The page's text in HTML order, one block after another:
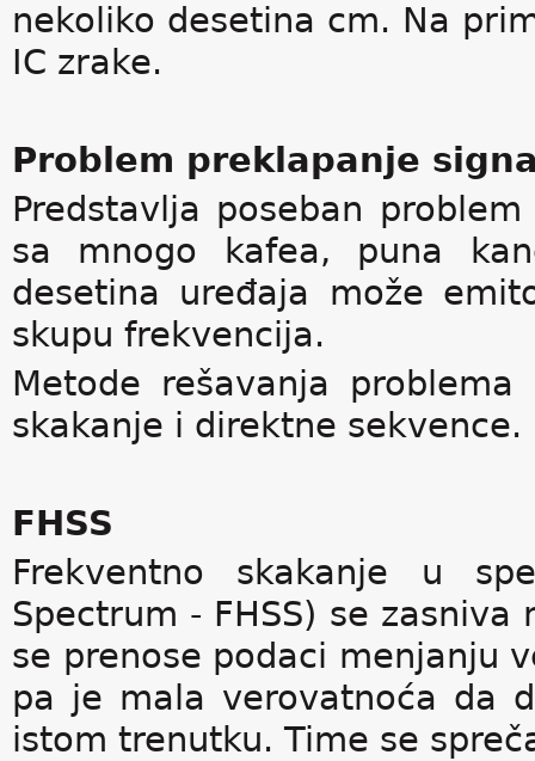
nekoliko desetina cm. Na
IC zrake.
Problem preklapanje
Predstavlja poseban
sa mnogo kafea, puna
desetina uređaja može
skupu frekvencija.
Metode rešavanja
skakanje i direktne sekvence.
FHSS
Frekventno skakanje u
Spectrum - FHSS) se
se prenose podaci menjanju
pa je mala verovatnoća da
istom trenutku. Time se